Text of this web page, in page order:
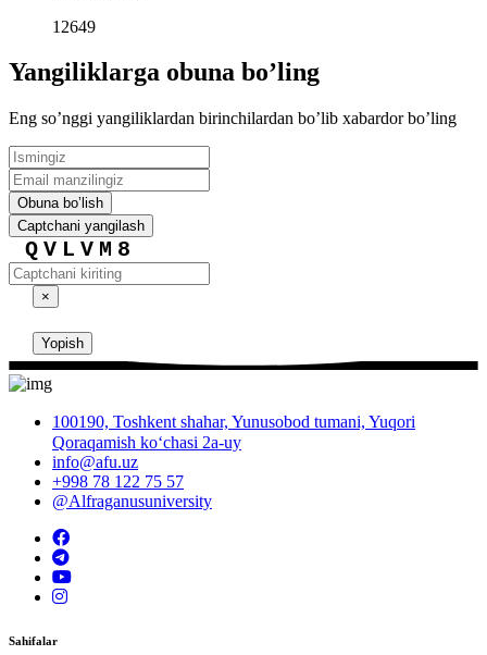
12649
Yangiliklarga obuna boʼling
Eng soʼnggi yangiliklardan birinchilardan boʼlib xabardor boʼling
Obuna boʼlish
Captchani yangilash
QVLVM8
×
Yopish
100190, Toshkent shahar, Yunusobod tumani, Yuqori
Qoraqamish ko‘chasi 2a-uy
info@afu.uz
+998 78 122 75 57
@Alfraganusuniversity
Sahifalar